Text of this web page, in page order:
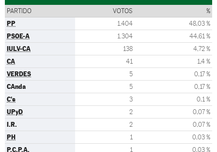
PARTIDO VOTOS %
PP 1.404 48,03 %
PSOE-A 1.304 44,61 %
IULV-CA 138 4,72 %
CA 41 1,4 %
VERDES 5 0,17 %
CAnda 5 0,17 %
C's 3 0,1 %
UPyD 2 0,07 %
I.R. 2 0,07 %
PH 1 0,03 %
P.C.P.A. 1 0,03 %